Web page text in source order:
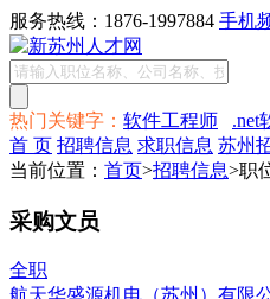
服务热线：1876-1997884 手机
热门关键字： 软件工程师 .net
首 页 招聘信息 求职信息 苏州
当前位置： 首页>招聘信息>职
采购文员
全职